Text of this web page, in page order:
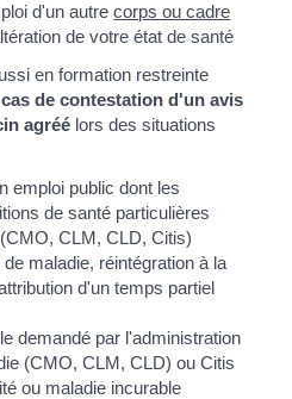
d'un autrecorps ou cadre
de votre état de santé
en formation restreinte
de contestation d'un avis
agréé lors des situations
emploi public dont les
de santé particulières
CLM, CLD, Citis)
maladie, réintégration à la
d'un temps partiel
demandé par l'administration
(CMO, CLM, CLD) ou Citis
ou maladie incurable